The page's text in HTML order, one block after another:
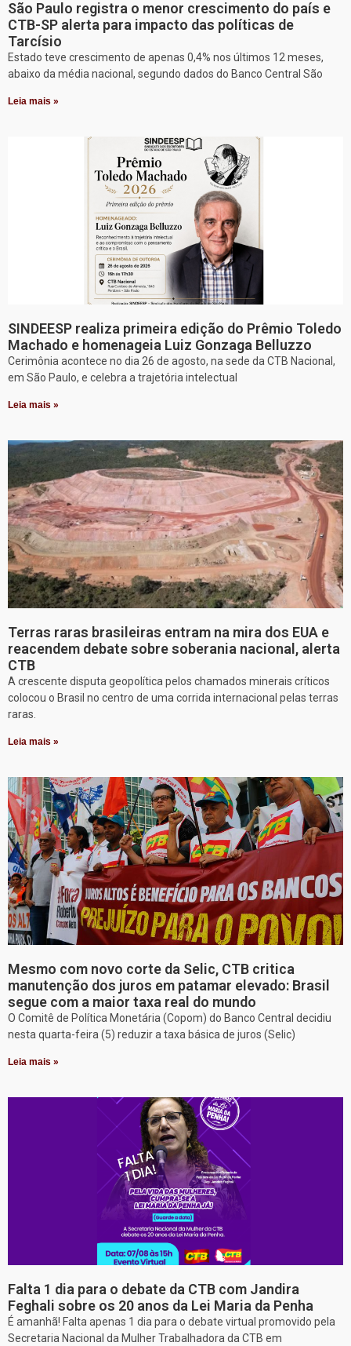
São Paulo registra o menor crescimento do país e
CTB-SP alerta para impacto das políticas de
Tarcísio
Estado teve crescimento de apenas 0,4% nos últimos 12 meses,
abaixo da média nacional, segundo dados do Banco Central São
Leia mais »
SINDEESP realiza primeira edição do Prêmio Toledo
Machado e homenageia Luiz Gonzaga Belluzzo
Cerimônia acontece no dia 26 de agosto, na sede da CTB Nacional,
em São Paulo, e celebra a trajetória intelectual
Leia mais »
Terras raras brasileiras entram na mira dos EUA e
reacendem debate sobre soberania nacional, alerta
CTB
A crescente disputa geopolítica pelos chamados minerais críticos
colocou o Brasil no centro de uma corrida internacional pelas terras
raras.
Leia mais »
Mesmo com novo corte da Selic, CTB critica
manutenção dos juros em patamar elevado: Brasil
segue com a maior taxa real do mundo
O Comitê de Política Monetária (Copom) do Banco Central decidiu
nesta quarta-feira (5) reduzir a taxa básica de juros (Selic)
Leia mais »
Falta 1 dia para o debate da CTB com Jandira
Feghali sobre os 20 anos da Lei Maria da Penha
É amanhã! Falta apenas 1 dia para o debate virtual promovido pela
Secretaria Nacional da Mulher Trabalhadora da CTB em